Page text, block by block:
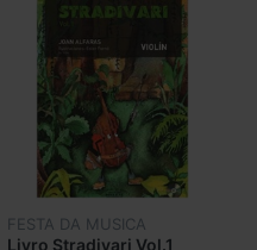
FESTA DA MUSICA
Livro Stradivari Vol.1